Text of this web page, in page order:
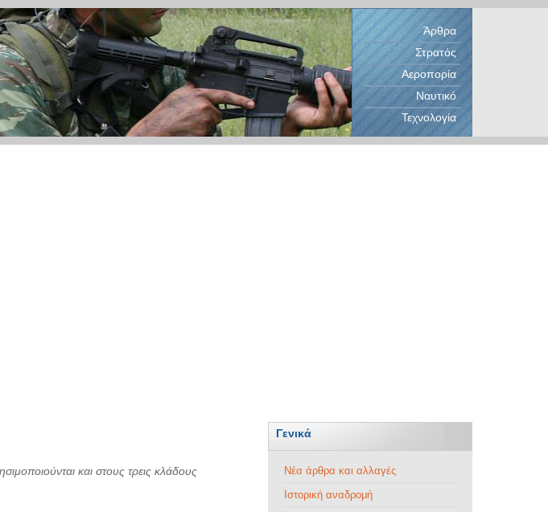
Άρθρα
Στρατός
Αεροπορία
Ναυτικό
Τεχνολογία
και στους τρεις κλάδους
Γενικά
Νέα άρθρα και αλλαγές
Ιστορική αναδρομή